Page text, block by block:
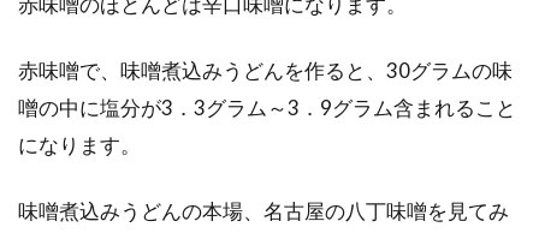
赤味噌で、味噌煮込みうどんを作ると、30グラムの味
噌の中に塩分が3．3グラム～3．9グラム含まれること
になります。
味噌煮込みうどんの本場、名古屋の八丁味噌を見てみ